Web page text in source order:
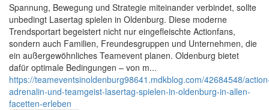
Spannung, Bewegung und Strategie miteinander verbindet, sollte
unbedingt Lasertag spielen in Oldenburg. Diese moderne
Trendsportart begeistert nicht nur eingefleischte Actionfans,
sondern auch Familien, Freundesgruppen und Unternehmen, die
ein außergewöhnliches Teamevent planen. Oldenburg bietet
dafür optimale Bedingungen – von m...
https://teameventsinoldenburg98641.mdkblog.com/42684548/
adrenalin-und-teamgeist-lasertag-spielen-in-oldenburg-in-allen-
facetten-erleben